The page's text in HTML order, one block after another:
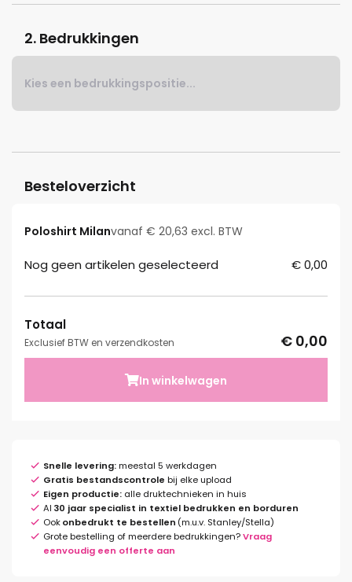
2. Bedrukkingen
Kies een bedrukkingspositie...
Besteloverzicht
Poloshirt Milanvanaf € 20,63 excl. BTW
Nog geen artikelen geselecteerd € 0,00
Totaal
Exclusief BTW en verzendkosten € 0,00
In winkelwagen
Snelle levering:meestal 5 werkdagen
Gratis bestandscontrole bij elke upload
Eigen productie: alle druktechnieken in huis
Al 30 jaar specialist in textiel bedrukken en borduren
Ookonbedrukt te bestellen (m.u.v. Stanley/Stella)
Grote bestelling of meerdere bedrukkingen?Vraag
eenvoudig een offerte aan